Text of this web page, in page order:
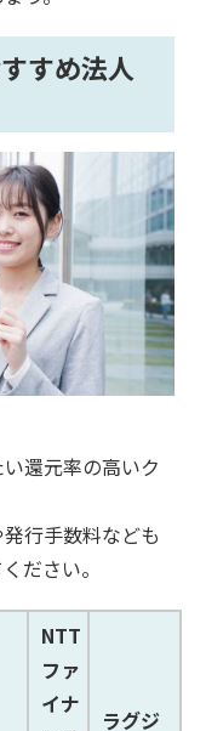
すめ法人
還元率の高いク
行手数料なども
ださい。
NTT
ファ
イナ
ラグジ